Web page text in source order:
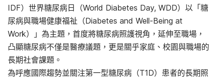
IDF）世界糖尿病日（World Diabetes Day, WDD）以「糖
尿病與職場健康福祉（Diabetes and Well-Being at
Work）」為主題，首度將糖尿病照護視角，延伸至職場，
凸顯糖尿病不僅是醫療議題，更是關乎家庭、校園與職場的
長期社會課題。
為呼應國際趨勢並關注第一型糖尿病（T1D）患者的長期照